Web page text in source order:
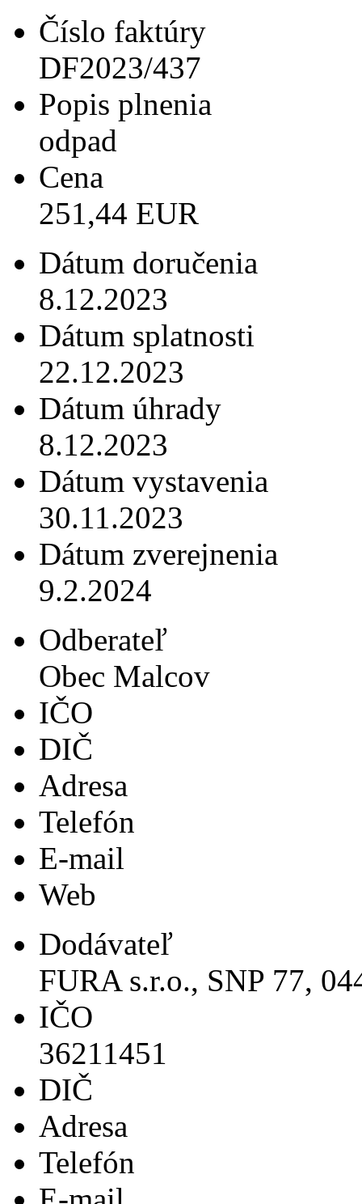
Číslo faktúry
DF2023/437
Popis plnenia
odpad
Cena
251,44 EUR
Dátum doručenia
8.12.2023
Dátum splatnosti
22.12.2023
Dátum úhrady
8.12.2023
Dátum vystavenia
30.11.2023
Dátum zverejnenia
9.2.2024
Odberateľ
Obec Malcov
IČO
DIČ
Adresa
Telefón
E-mail
Web
Dodávateľ
FURA s.r.o., SNP 77,
IČO
36211451
DIČ
Adresa
Telefón